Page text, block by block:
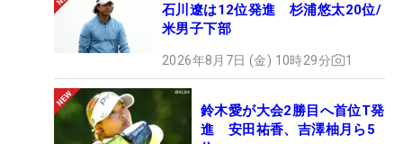
石川遼は12位発進 杉浦悠太20位/
米男子下部
2026年8月7日 (金) 10時29分 1
鈴木愛が大会2勝目へ首位T発
進 安田祐香、吉澤柚月ら5